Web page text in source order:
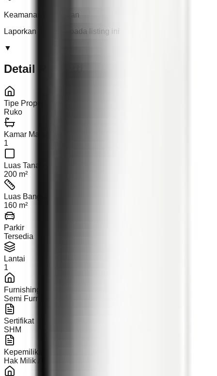
Keamanan & Laporan
Laporkan masalah pada listing ini
▼
Detail Properti
Tipe Properti
Ruko
Kamar Mandi
1
Luas Tanah
200 m²
Luas Bangunan
160 m²
Parkir
Tersedia
Lantai
1
Furnishing
Semi Furnished
Sertifikat
SHM
Kepemilikan
Hak Milik / Freehold